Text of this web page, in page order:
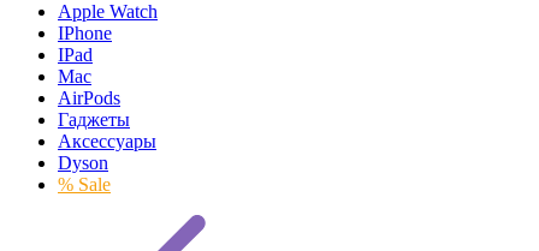
Apple Watch
IPhone
IPad
Mac
AirPods
Гаджеты
Аксессуары
Dyson
% Sale